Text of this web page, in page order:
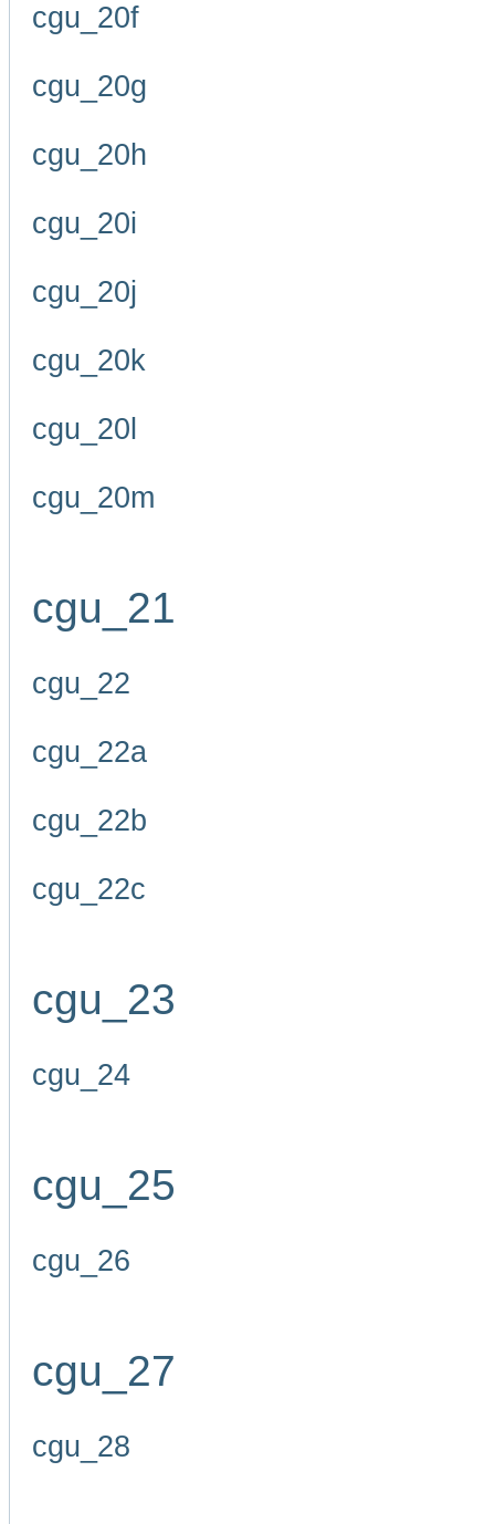
cgu_20f
cgu_20g
cgu_20h
cgu_20i
cgu_20j
cgu_20k
cgu_20l
cgu_20m
cgu_21
cgu_22
cgu_22a
cgu_22b
cgu_22c
cgu_23
cgu_24
cgu_25
cgu_26
cgu_27
cgu_28